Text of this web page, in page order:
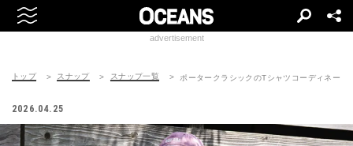
advertisement
トップ スナップ スナップ一覧 ポータークラシックのTシャツコーディネー
2026.04.25